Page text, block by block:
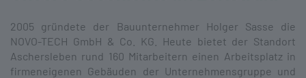
2005 gründete der Bau­unternehmer Holger Sasse die
NOVO-TECH GmbH & Co. KG. Heute bietet der Standort
Aschers­leben rund 160 Mitarbeitern einen Arbeits­platz in
firmen­eigenen Gebäuden der Unter­nehmens­gruppe und